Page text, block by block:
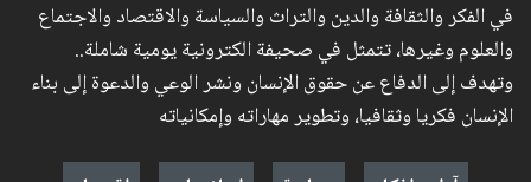
في الفكر والثقافة والدين والتراث والسياسة والاقتصاد والاجتماع
والعلوم وغيرها، تتمثل في صحيفة الكترونية يومية شاملة..
وتهدف إلى الدفاع عن حقوق الإنسان ونشر الوعي والدعوة إلى بناء
الإنسان فكريا وثقافيا، وتطوير مهاراته وإمكانياته